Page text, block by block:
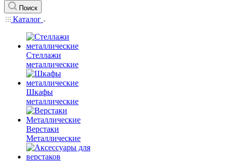
Поиск
Каталог
Стеллажи
металлические
Шкафы
металлические
Верстаки
Металлические